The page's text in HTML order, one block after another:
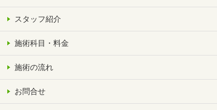
スタッフ紹介
施術科目・料金
施術の流れ
お問合せ